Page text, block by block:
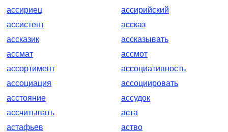
ассириец
ассирийский
ассистент
ассказ
ассказик
ассказывать
ассмат
ассмот
ассортимент
ассоциативность
ассоциация
ассоциировать
асстояние
ассудок
ассчитывать
аста
астафьев
аство